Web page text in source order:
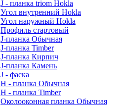
J - планка triom Hokla
Угол внутренний Hokla
Угол наружный Hokla
Профиль стартовый
J-планка Обычная
J-планка Timber
J-планка Кирпич
J-планка Камень
J - фаска
Н - планка Обычная
Н - планка Timber
Околооконная планка Обычная